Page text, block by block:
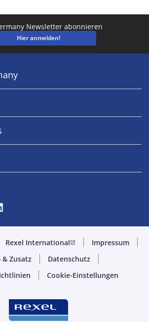
Newsletter abonnieren
Hier anmelden!
Rexel Internationalopen_in_new
Impressum
& Zusatz
Datenschutz
Cookie-Einstellungen